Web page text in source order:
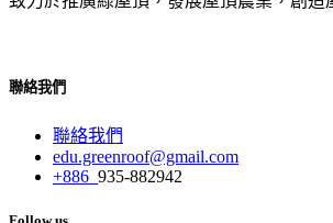
聯絡我們
聯絡我們
edu.greenroof@gmail.com
+886 935-882942